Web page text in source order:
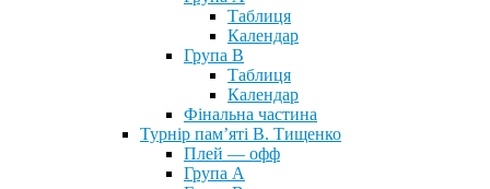
Таблиця
Календар
Група В
Таблиця
Календар
Фінальна частина
Турнір пам’яті В. Тищенко
Плей — офф
Група А